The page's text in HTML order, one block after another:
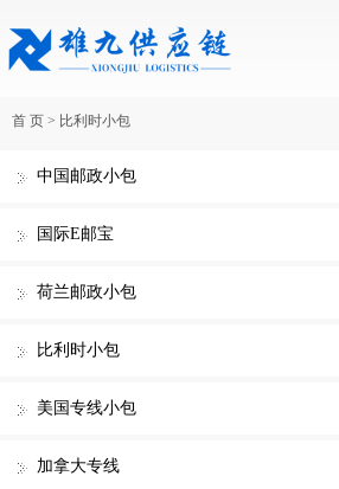
首 页 > 比利时小包
中国邮政小包
国际E邮宝
荷兰邮政小包
比利时小包
美国专线小包
加拿大专线